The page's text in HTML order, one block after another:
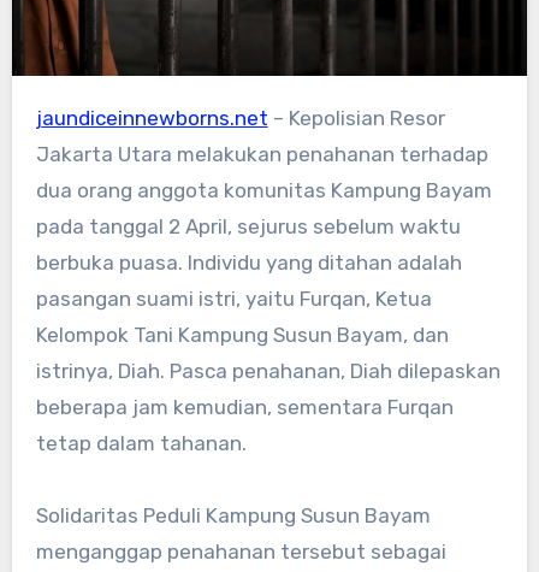
jaundiceinnewborns.net – Kepolisian Resor
Jakarta Utara melakukan penahanan terhadap
dua orang anggota komunitas Kampung Bayam
pada tanggal 2 April, sejurus sebelum waktu
berbuka puasa. Individu yang ditahan adalah
pasangan suami istri, yaitu Furqan, Ketua
Kelompok Tani Kampung Susun Bayam, dan
istrinya, Diah. Pasca penahanan, Diah dilepaskan
beberapa jam kemudian, sementara Furqan
tetap dalam tahanan.
Solidaritas Peduli Kampung Susun Bayam
menganggap penahanan tersebut sebagai